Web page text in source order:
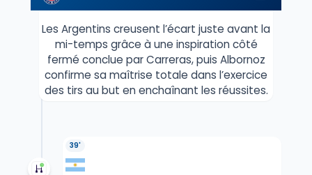
Les Argentins creusent l’écart juste avant la
mi-temps grâce à une inspiration côté
fermé conclue par Carreras, puis Albornoz
confirme sa maîtrise totale dans l’exercice
des tirs au but en enchaînant les réussites.
39'